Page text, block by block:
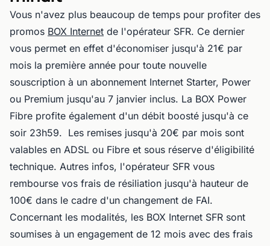
Vous n'avez plus beaucoup de temps pour profiter des
promos BOX Internet de l'opérateur SFR. Ce dernier
vous permet en effet d'économiser jusqu'à 21€ par
mois la première année pour toute nouvelle
souscription à un abonnement Internet Starter, Power
ou Premium jusqu'au 7 janvier inclus. La BOX Power
Fibre profite également d'un débit boosté jusqu'à ce
soir 23h59. Les remises jusqu'à 20€ par mois sont
valables en ADSL ou Fibre et sous réserve d'éligibilité
technique. Autres infos, l'opérateur SFR vous
rembourse vos frais de résiliation jusqu'à hauteur de
100€ dans le cadre d'un changement de FAI.
Concernant les modalités, les BOX Internet SFR sont
soumises à un engagement de 12 mois avec des frais